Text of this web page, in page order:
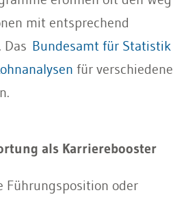
mit entsprechend
Das Bundesamt für Statistik
für verschiedene
als Karrierebooster
Führungsposition oder